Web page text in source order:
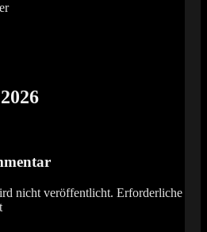
nicht veröffentlicht. Erforderliche